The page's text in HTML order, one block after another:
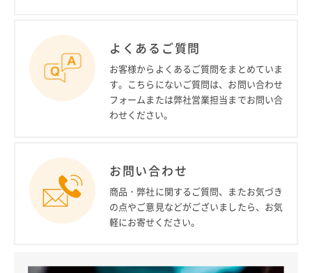
よくあるご質問
お客様からよくあるご質問をまとめていま
す。こちらにないご質問は、お問い合わせ
フォームまたは弊社営業担当までお問い合
わせください。
お問い合わせ
商品・弊社に関するご質問、またお気づき
の点やご意見などがございましたら、お気
軽にお寄せください。